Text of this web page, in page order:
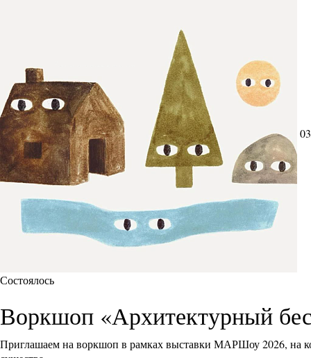
Состоялось
Воркшоп «Архитектурный
Приглашаем на воркшоп в рамках выставки МАРШоу 2026, на